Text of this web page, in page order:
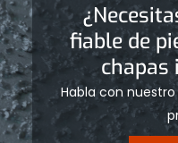
fiable de
Habla con